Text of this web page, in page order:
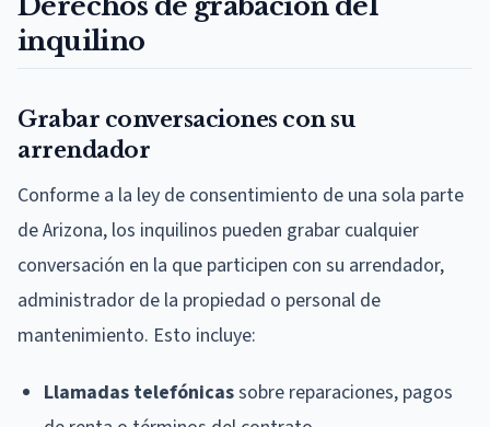
inquilino
Grabar conversaciones con su
arrendador
Conforme a la ley de consentimiento de una sola parte
de Arizona, los inquilinos pueden grabar cualquier
conversación en la que participen con su arrendador,
administrador de la propiedad o personal de
mantenimiento. Esto incluye:
Llamadas telefónicassobre reparaciones, pagos